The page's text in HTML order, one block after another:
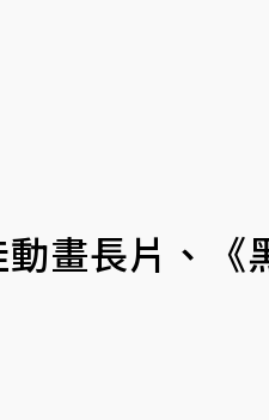
畫長片、《